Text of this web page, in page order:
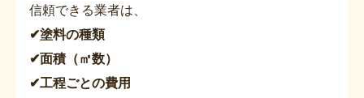
信頼できる業者は、
✔塗料の種類
✔面積（㎡数）
✔工程ごとの費用